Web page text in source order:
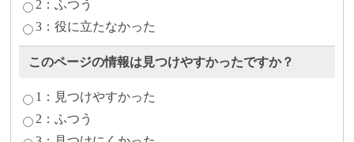
2：ふつう
3：役に立たなかった
このページの情報は見つけやすかったですか？
1：見つけやすかった
2：ふつう